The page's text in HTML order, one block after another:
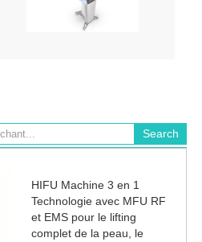
HIFU Machine 3 en 1
Technologie avec MFU RF
et EMS pour le lifting
complet de la peau, le